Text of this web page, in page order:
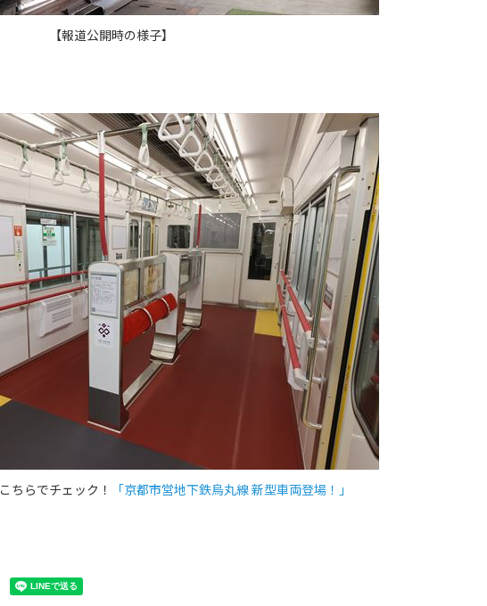
【報道公開時の様子】
ちらでチェック！ 「京都市営地下鉄烏丸線 新型車両登場！」